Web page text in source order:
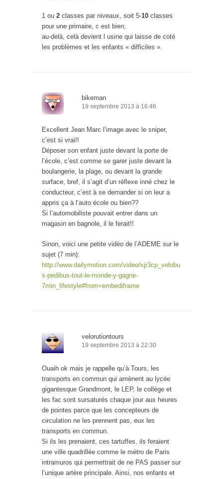
1 ou 2 classes par niveaux, soit 5-10 classes
pour une primaire, c est bien;
au-delà, celà devient l usine qui laisse de coté
les problèmes et les enfants « difficiles ».
bikeman
19 septembre 2013 à 16:46
Excellent Jean Marc l’image avec le sniper,
c’est si vrai!!
Déposer son enfant juste devant la porte de
l’école, c’est comme se garer juste devant la
boulangerie, la plage, ou devant la grande
surface, bref, il s’agit d’un réflexe inné chez le
conducteur, c’est à se demander si on leur a
appris ça à l’auto école ou bien??
Si l’automobiliste pouvait entrer dans un
magasin en bagnole, il le ferait!!
Sinon, voici une petite vidéo de l’ADEME sur le
sujet (7 min):
http://www.dailymotion.com/video/xjr3cp_velobu
s-pedibus-tout-le-monde-y-gagne-
7min_lifestyle#from=embediframe
velorutiontours
19 septembre 2013 à 22:30
Ouaih ok mais je rappelle qu’à Tours, les
transports en commun qui amènent au lycée
gigantesque Grandmont, le LEP, le collège et
les fac sont sursaturés chaque jour aux heures
de pointes parce que les concepteurs de
circulation ne les prennent pas, eux les
transports en commun.
Si ils les prenaient, ces tartuffes, ils feraient
une ville quadrillée comme le métro de Paris
intramuros qui permettrait de ne PAS passer sur
l’unique artère principale. Ainsi, nos enfants et